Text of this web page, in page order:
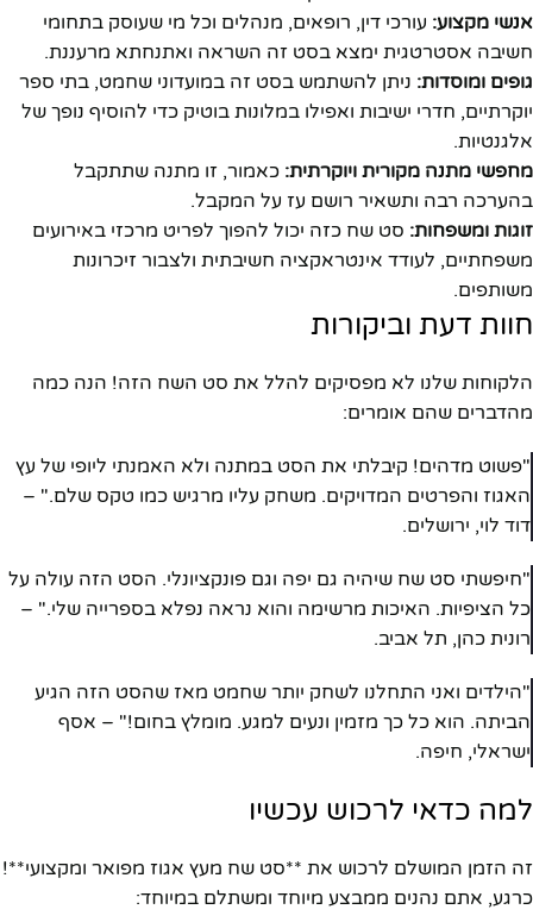
אנשי מקצוע: עורכי דין, רופאים, מנהלים וכל מי שעוסק בתחומי
חשיבה אסטרטגית ימצא בסט זה השראה ואתנחתא מרעננת.
גופים ומוסדות: ניתן להשתמש בסט זה במועדוני שחמט, בתי ספר
יוקרתיים, חדרי ישיבות ואפילו במלונות בוטיק כדי להוסיף נופך של
אלגנטיות.
מחפשי מתנה מקורית ויוקרתית: כאמור, זו מתנה שתתקבל
בהערכה רבה ותשאיר רושם עז על המקבל.
זוגות ומשפחות: סט שח כזה יכול להפוך לפריט מרכזי באירועים
משפחתיים, לעודד אינטראקציה חשיבתית ולצבור זיכרונות
משותפים.
חוות דעת וביקורות
הלקוחות שלנו לא מפסיקים להלל את סט השח הזה! הנה כמה
מהדברים שהם אומרים:
"פשוט מדהים! קיבלתי את הסט במתנה ולא האמנתי ליופי של עץ
האגוז והפרטים המדויקים. משחק עליו מרגיש כמו טקס שלם." –
דוד לוי, ירושלים.
"חיפשתי סט שח שיהיה גם יפה וגם פונקציונלי. הסט הזה עולה על
כל הציפיות. האיכות מרשימה והוא נראה נפלא בספרייה שלי." –
רונית כהן, תל אביב.
"הילדים ואני התחלנו לשחק יותר שחמט מאז שהסט הזה הגיע
הביתה. הוא כל כך מזמין ונעים למגע. מומלץ בחום!" – אסף
ישראלי, חיפה.
למה כדאי לרכוש עכשיו
זה הזמן המושלם לרכוש את **סט שח מעץ אגוז מפואר ומקצועי**!
כרגע, אתם נהנים ממבצע מיוחד ומשתלם במיוחד: